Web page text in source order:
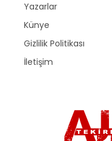
Yazarlar
Künye
Gizlilik Politikası
İletişim